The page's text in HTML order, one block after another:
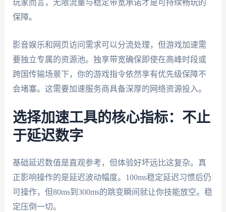
玩家而言，无限流量与稳定带宽承诺才是可持续畅玩的
保障。
影音娱乐和网页访问需求可以分流处理，但游戏加速需
要独立专属的资源池。独享带宽确保即使在高峰时段或
跨国传输场景下，你的游戏指令依然享有优先级保障不
会堵塞。这需要加速服务商具备深厚的网络资源投入。
选择加速工具的核心指标：不止
于延迟数字
基础延迟数值是直观参考，但体验好坏远比这复杂。真
正影响操作的是延迟波动幅度。100ms稳定延迟习惯后仍
可操作，但80ms到300ms的跳变瞬间就让你技能放空。稳
定压倒一切。